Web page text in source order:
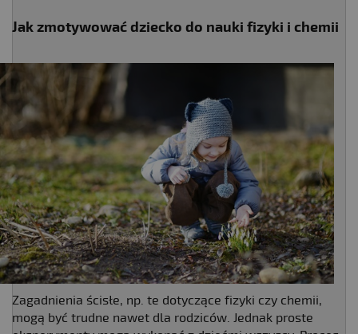
Jak zmotywować dziecko do nauki fizyki i chemii
Zagadnienia ścisłe, np. te dotyczące fizyki czy chemii,
mogą być trudne nawet dla rodziców. Jednak proste